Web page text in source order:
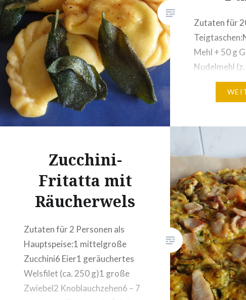
Zutaten für
Mehl + 50 g
Nudelmehl
Eier2
Haut befreit,
g
halben Bio-
geriebenen
ChiliFalls die
etwas
– 2 EL…
Zucchini-
Fritatta mit
Räucherwels
Zutaten für 2 Personen als
Hauptspeise:1 mittelgroße
Zucchini6 Eier1 geräuchertes
Welsfilet (ca. 250 g)1 große
Zwiebel2 Knoblauchzehen6 – 7